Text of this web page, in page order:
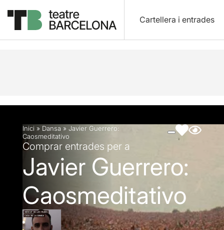
Cartellera i entrades
Descripció Fitxa artística Fotos i vídeos
Inici » Dansa » Javier Guerrero:
Caosmeditativo
Comprar entrades per a
Javier Guerrero:
Caosmeditativo